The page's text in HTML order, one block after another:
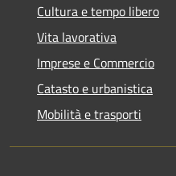
Cultura e tempo libero
Vita lavorativa
Imprese e Commercio
Catasto e urbanistica
Mobilità e trasporti